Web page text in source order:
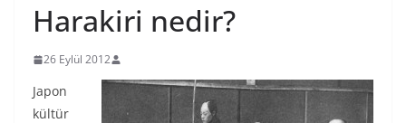
Harakiri nedir?
26 Eylül 2012
Japon
kültür